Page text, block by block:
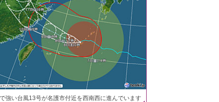
強い台風13号が名護市付近を西南西に進んでいます